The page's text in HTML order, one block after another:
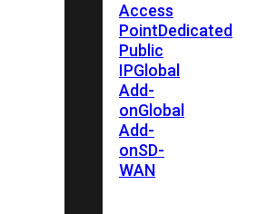
Access
PointDedicated
Public
IPGlobal
Add-
onGlobal
Add-
onSD-
WAN